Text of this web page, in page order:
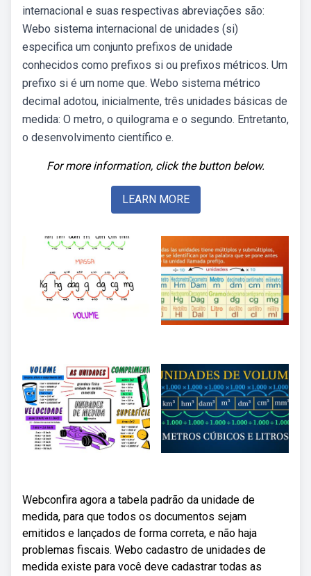
internacional e suas respectivas abreviações são:
Webo sistema internacional de unidades (si)
especifica um conjunto prefixos de unidade
conhecidos como prefixos si ou prefixos métricos. Um
prefixo si é um nome que. Webo sistema métrico
decimal adotou, inicialmente, três unidades básicas de
medida: O metro, o quilograma e o segundo. Entretanto,
o desenvolvimento científico e.
For more information, click the button below.
LEARN MORE
Webconfira agora a tabela padrão da unidade de
medida, para que todos os documentos sejam
emitidos e lançados de forma correta, e não haja
problemas fiscais. Webo cadastro de unidades de
medida existe para você deve cadastrar todas as